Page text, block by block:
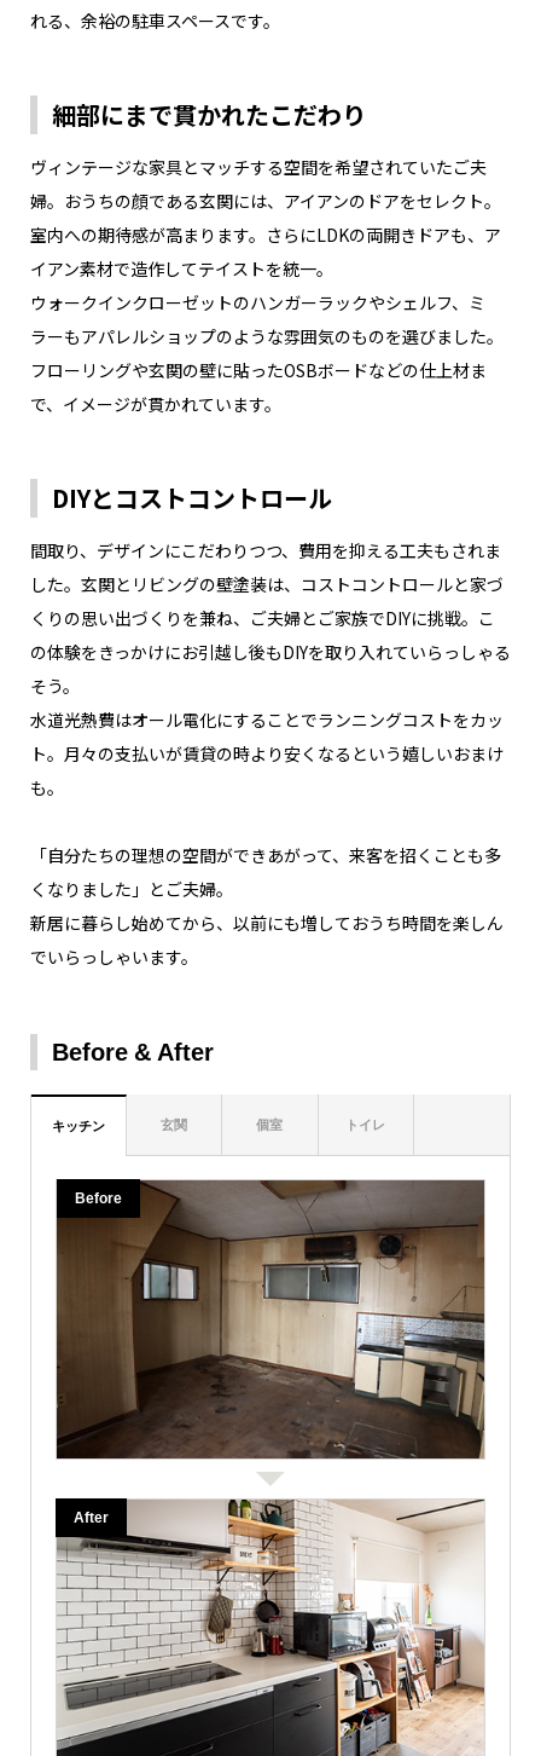
れる、余裕の駐車スペースです。
細部にまで貫かれたこだわり
ヴィンテージな家具とマッチする空間を希望されていたご夫
婦。おうちの顔である玄関には、アイアンのドアをセレクト。
室内への期待感が高まります。さらにLDKの両開きドアも、ア
イアン素材で造作してテイストを統一。
ウォークインクローゼットのハンガーラックやシェルフ、ミ
ラーもアパレルショップのような雰囲気のものを選びました。
フローリングや玄関の壁に貼ったOSBボードなどの仕上材ま
で、イメージが貫かれています。
DIYとコストコントロール
間取り、デザインにこだわりつつ、費用を抑える工夫もされま
した。玄関とリビングの壁塗装は、コストコントロールと家づ
くりの思い出づくりを兼ね、ご夫婦とご家族でDIYに挑戦。こ
の体験をきっかけにお引越し後もDIYを取り入れていらっしゃる
そう。
水道光熱費はオール電化にすることでランニングコストをカッ
ト。月々の支払いが賃貸の時より安くなるという嬉しいおまけ
も。
「自分たちの理想の空間ができあがって、来客を招くことも多
くなりました」とご夫婦。
新居に暮らし始めてから、以前にも増しておうち時間を楽しん
でいらっしゃいます。
Before After
キッチン 玄関 個室 トイレ